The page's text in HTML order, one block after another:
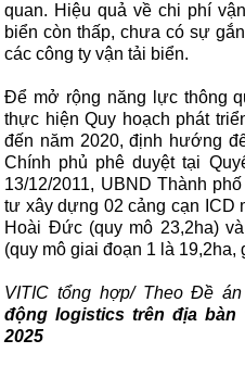
quan. Hiệu quả về chi phí
biển còn thấp, chưa có sự
các công ty vận tải biển.
Để mở rộng năng lực thông
thực hiện Quy hoạch phát
đến năm 2020, định hướng
Chính phủ phê duyệt tại
13/12/2011, UBND Thành
tư xây dựng 02 cảng cạn
Hoài Đức (quy mô 23,2ha)
(quy mô giai đoạn 1 là 19,2ha,
VITIC tổng hợp/ Theo Đề án
động logistics trên địa
2025